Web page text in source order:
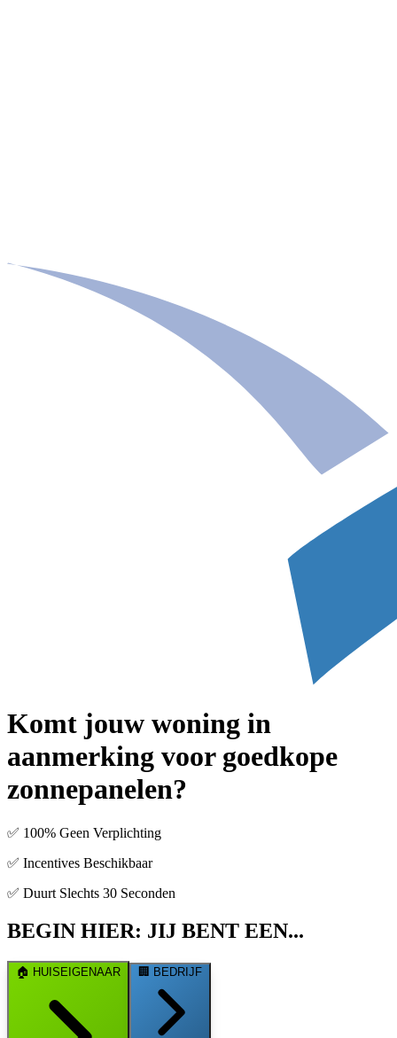
Komt jouw woning in
aanmerking voor goedkope
zonnepanelen?
✅ 100% Geen Verplichting
✅ Incentives Beschikbaar
✅ Duurt Slechts 30 Seconden
BEGIN HIER: JIJ BENT EEN...
🏠 HUISEIGENAAR 🏢 BEDRIJF